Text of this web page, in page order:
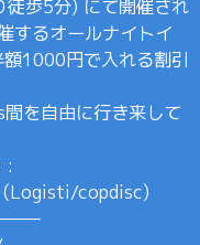
歩5分) にて開催され
るオールナイトイ
1000円で入れる割引
を自由に行き来して
:
copdisc)